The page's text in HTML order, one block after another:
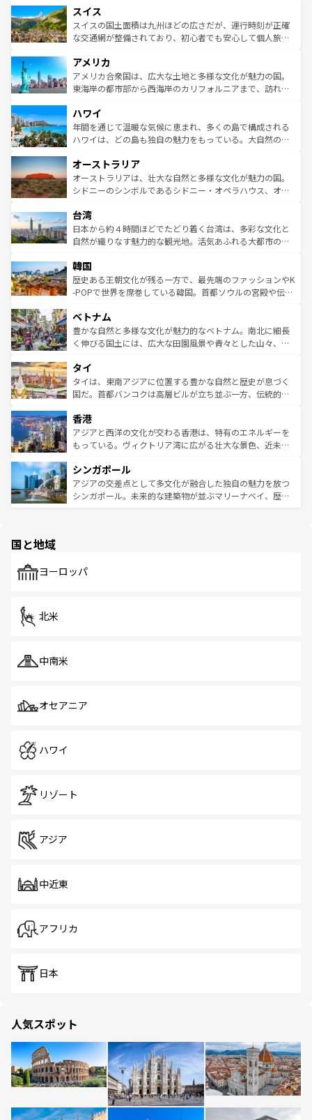
れる地方に足を運ぶとそれぞれで全く異なる文化を体験で
きるだろう。 なお、新着のフランス情報はコンテンツ一覧
を参照してほしい。
は、お酒好きな人にはぜひ体験してほしい。 なお、新着の
ドイツ情報はコンテンツ一覧を参照してほしい。
リアごとに異なる魅力がある。また、優雅なアフタヌーン
ティー、ビール好きにはたまらない英国パブ、サッカー観
戦など、本場だからこそできる体験も豊富。イギリスを旅
ンツ一覧を参照してほしい。
スイス
スイスの国土面積は九州ほどの広さだが、運行時刻が正確
な交通網が整備されており、初心者でも安心して個人旅行
の建物がそのまま残る町や、スイスならではのユニークな
博物館もあり、アルプス観光だけでなく町歩きも満喫する
ことができる。国民の所得が高いため物価も高いが、旅行
ば市内交通費無料で観光を楽しむこともできる。 なお、新
着のスイス情報はコンテンツ一覧 を参照してほしい。
アメリカ
アメリカ合衆国は、広大な土地と多様な文化が魅力の国。
東海岸の都市部から西海岸のカリフォルニアまで、訪れる
のような巨大都市は、観光、ショッピング、エンターテイ
ンメントが詰まった刺激的なスポットだ。一方、アメリカ
西部には大自然が広がり、グランドキャニオンやイエロー
部のニューオーリンズでは、音楽と美食が融合した独特の
文化が魅力。旅行者はアメリカの各地域で異なる魅力を楽
しみながら、その多様性と豊かな歴史を感じることができ
ならではの贅沢な旅のスタイルだ。 なお、新着のアメリカ
情報はコンテンツ一覧を参照してほしい。
ハワイ
年間を通じて温暖な気候に恵まれ、多くの島で構成される
ハワイは、どの島も独自の魅力をもっている。大自然の神
ワイ島は見逃せない。また、定番の観光地といえばオアフ
島だが、静かな自然を求めるならマウイ島やカウアイ島が
おすすめ。エメラルドグリーンに輝く海をはじめ、豊かな
れるおもてなしの心で訪れる人々を迎えてくれるハワイの
人々、おいしいローカルフードやハワイアンミュージッ
ク、伝統的なフラダンスなど、すべてがハワイの魅力を彩
ワイを、存分に味わってほしい。 なお、新着のハワイ情報
はコンテンツ一覧を参照してほしい。
オーストラリア
オーストラリアは、壮大な自然と多様な文化が魅力の国。
シドニーのシンボルであるシドニー・オペラハウス、オー
リアリーフや大陸中央部にそびえるウルル（エアーズロッ
ク）、タスマニアの美しい原生林やケアンズの熱帯雨林な
ど、見どころがたくさん。また、カフェやワイン、オージ
いる。アクティビティも充実しており、サーフィンやダイ
ビング、ハイキングなど、アウトドア好きにはたまらな
い。オーストラリアの多彩な魅力を存分に味わいつくそ
参照してほしい。
台湾
日本から約４時間ほどでたどり着く台湾は、多彩な文化と
自然が織りなす魅力的な観光地。活気あふれる大都市の台
ン）、静ひつな山岳地帯である台湾東部など、都市の喧騒
と山間の静けさが共存しており、訪れる人に新しい発見と
驚きをもたらしてくれる。また、奥深い台湾の食文化も魅
容にもいいと評判のスイーツなど、バラエティ豊かな料理
が味わえる。 なお、新着の台湾情報は コンテンツ一覧を参
照してほしい。
韓国
歴史ある王朝文化が残る一方で、最先端のファッションやK
-POPで世界を席巻している韓国。首都ソウルの宮殿や伝統
き、地方に足を延ばせば四季折々の自然美を楽しむことが
できる。そして、キムチや焼肉、絶品のストリートフード
まで、さまざまな韓国料理が待っている。夜には、韓国な
リティに包まれながら、韓国の多彩な魅力を心ゆくまで味
わってみてほしい。 なお、新着の韓国情報はコンテンツ一
覧を参照してほしい。
ベトナム
豊かな自然と多様な文化が魅力的なベトナム。南北に細長
く伸びる国土には、広大な田園風景や青々とした山々、世
急速な発展と共に伝統が息づく。ハノイの古い町並みやホ
ーチミン市のフランス統治時代の建物も、独特の雰囲気を
醸し出している。また、バラエティの豊かさとおいしさで
とつ。フォーやバインミー、ベトナムコーヒーなどは、ぜ
ひ現地で味わいたい。どの地域を訪れてもあたたかい人々
が旅行者を迎えてくれるので、きっと忘れられない旅にな
参照してほしい。
タイ
タイは、東南アジアに位置する豊かな自然と歴史が息づく
国だ。首都バンコクは高層ビルが立ち並ぶ一方、伝統的な
の活気が交差している。北部ではチェンマイなどの山岳地
帯で自然と触れ合い、南部ではプーケットやクラビの美し
いビーチでリゾート気分を楽しむことができる。タイ料理
激する。気候は一年中温暖で、どの季節にも異なる楽しみ
が待っている。親しみやすいタイの人々、仏教を中心とし
た文化、そして多様な観光資源が、訪れる旅人を魅了し続
香港
アジアと西洋の文化が交わる香港は、特有のエネルギーを
もっている。ヴィクトリア湾に広がる壮大な景色、近未来
み、どこを訪れても感動するはず。観光スポットが密集し
ており、効率よく見どころを回れるのも魅力。息をのむよ
うな絶景から文化的な体験まで、香港を存分に楽しみ尽く
シンガポール
アジアの交差点として多文化が融合した独自の魅力を放つ
シンガポール。未来的な建築物が並ぶマリーナベイ、歴史
で、ホーカーズは地元の風情を楽しめる外せないスポット
国と地域
ヨーロッパ
北米
中南米
オセアニア
ハワイ
リゾート
アジア
中近東
アフリカ
日本
人気スポット